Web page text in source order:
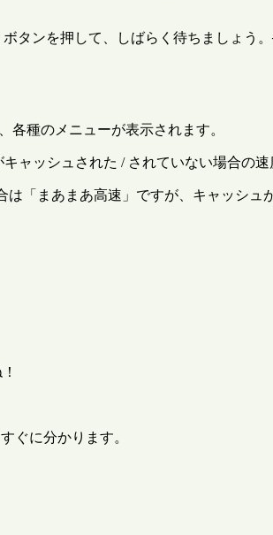
タンを押して、しばらく待ちましょう
種のメニューが表示されます。
キャッシュされた / されていない場合の
「まあまあ高速」ですが、キャッシ
ぐに分かります。